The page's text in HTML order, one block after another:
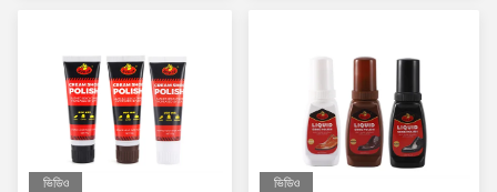
ভিডিও ভিডিও